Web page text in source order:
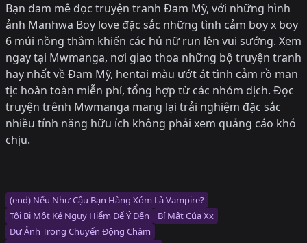
Bạn đam mê đọc truyện tranh Đam Mỹ, với những hình
ảnh Manhwa Boy love đặc sắc những tình cảm boy x boy
6 múi nồng thắm khiến các hủ nữ run lên vui sướng. Xem
ngay tại Mwmanga, nơi giao thoa những bộ truyện tranh
hay nhất về Đam Mỹ, hentai màu ướt át tình cảm rồ man
tịc hoàn toàn miễn phí, tổng hợp từ các nhóm dịch. Đọc
truyện trênh Mwmanga mang lại trải nghiệm đặc sắc
nhiều tính năng hữu ích không phải xem quảng cáo khó
chịu.
(end) Nếu Như Cậu Bạn Hàng Xóm Là Vampire?
Tôi Bị Một Kẻ Nguy Hiểm Để Ý Đến
Bí Mật Của Xx
Dư Ảnh Trong Chuyển Động Chậm